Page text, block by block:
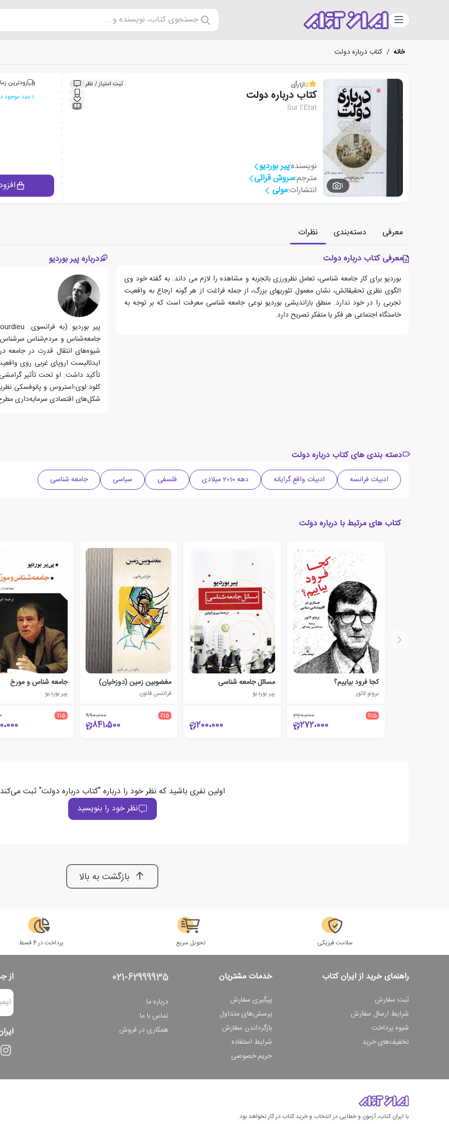
دسته‌بندی جستجوی کتاب، نویسنده و...
خانه / کتاب درباره دولت
1
5از1رأی ثبت امتیاز / نظر
کتاب درباره دولت
Sur l'État
نویسنده:پیر بوردیو
مترجم:سروش قرائی
انتشارات:مولی
زودترین
1 عدد موجود در انبار ایران کتاب
معرفی دسته‌بندی
نظرات
معرفی کتاب درباره دولت
بوردیو برای کار جامعه شناسی، تعامل نظرورزی باتجربه و مشاهده را لازم می داند. به گفته خود وی
الگوی نظری تحقیقاتش، نشان معمول تئوریهای بزرگ، از جمله فراغت از هر گونه ارجاع به واقعیت
تجربی را در خود ندارد. منطق بازاندیشی بوردیو نوعی جامعه شناسی معرفت است که بر توجه به
خاستگاه اجتماعی هر فکر یا متفکر تصریح دارد.
درباره پیر بوردیو
جامعه‌شناس و مردم‌شناس سرشناس
شیوه‌های انتقال قدرت در
ایدئالیست اروپای غربی روی
تأکید داشت. او تحت تأثیر
کلود لوی-استروس و پانوفسکی
شکل‌های اقتصادی سرمایه‌داری
دسته بندی های کتاب درباره دولت
ادبیات فرانسه ادبیات واقع گرایانه دهه 2010 میلادی فلسفی سیاسی جامعه شناسی
کتاب های مرتبط با درباره دولت
کجا فرود بیاییم؟
برونو لاتور
٪15 320،000
272،000
مسائل جامعه شناسی
پیر بوردیو
200،000
مغضوبین‏ زمین (دوزخیان)
فرانتس فانون
٪15 990،000
841،500
جامعه شناس و مورخ
پیر بوردیو
٪15
اولین نفری باشید که نظر خود را درباره "کتاب درباره دولت" ثبت می‌کند
نظر خود را بنویسید
بازگشت به بالا
سلامت فیزیکی تحویل سریع پرداخت در 4 قسط
راهنمای خرید از ایران کتاب
ثبت سفارش
شرایط ارسال سفارش
شیوه پرداخت
تخفیف‌های خرید
خدمات مشتریان
پیگیری سفارش
پرسش‌های متداول
بازگرداندن سفارش
شرایط استفاده
حریم خصوصی
021-62999935
درباره ما
تماس با ما
همکاری در فروش
از
با ایران کتاب، آزمون و خطایی در انتخاب و خرید کتاب در کار نخواهد بود.